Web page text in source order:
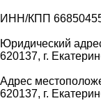
ИНН/КПП
Юридический
620137, г.
Адрес
620137, г.